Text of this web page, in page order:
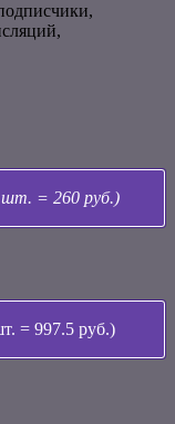
шт. = 260 руб.)
= 997.5 руб.)